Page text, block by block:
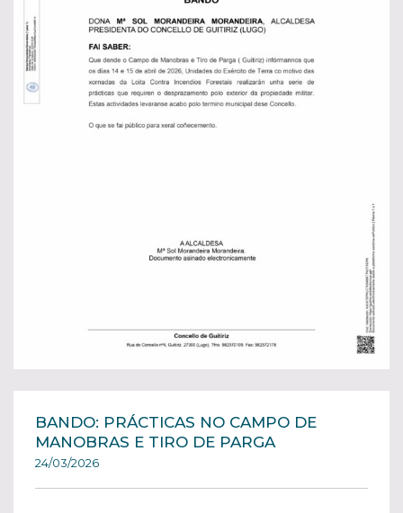
BANDO: PRÁCTICAS NO CAMPO DE
MANOBRAS E TIRO DE PARGA
24/03/2026